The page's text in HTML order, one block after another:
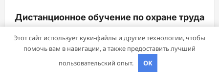
Дистанционное обучение по охране труда
с тренажёрами онлайн
9 октября 2024
Этот сайт использует куки-файлы и другие технологии, чтобы
помочь вам в навигации, а также предоставить лучший
пользовательский опыт.
OK